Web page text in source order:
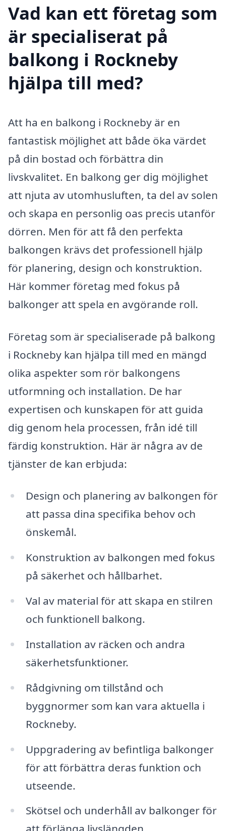
Vad kan ett företag som
är specialiserat på
balkong i Rockneby
hjälpa till med?
Att ha en balkong i Rockneby är en
fantastisk möjlighet att både öka värdet
på din bostad och förbättra din
livskvalitet. En balkong ger dig möjlighet
att njuta av utomhusluften, ta del av solen
och skapa en personlig oas precis utanför
dörren. Men för att få den perfekta
balkongen krävs det professionell hjälp
för planering, design och konstruktion.
Här kommer företag med fokus på
balkonger att spela en avgörande roll.
Företag som är specialiserade på balkong
i Rockneby kan hjälpa till med en mängd
olika aspekter som rör balkongens
utformning och installation. De har
expertisen och kunskapen för att guida
dig genom hela processen, från idé till
färdig konstruktion. Här är några av de
tjänster de kan erbjuda:
Design och planering av balkongen för
att passa dina specifika behov och
önskemål.
Konstruktion av balkongen med fokus
på säkerhet och hållbarhet.
Val av material för att skapa en stilren
och funktionell balkong.
Installation av räcken och andra
säkerhetsfunktioner.
Rådgivning om tillstånd och
byggnormer som kan vara aktuella i
Rockneby.
Uppgradering av befintliga balkonger
för att förbättra deras funktion och
utseende.
Skötsel och underhåll av balkonger för